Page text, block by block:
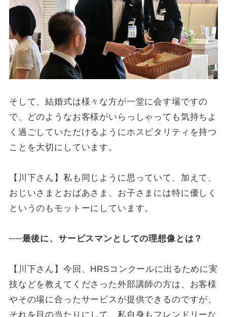
そして、結婚式は様々な方が一堂に会す場ですの
で、どのようなお客様がいらっしゃっても気持ちよ
く過ごしていただけるようにホスピタリティを持つ
ことを大切にしています。
【川下さん】私も同じように思っていて、加えて、
おじいさまとおばあさま、お子さまには特に優しく
というのもモットーにしています。
──最後に、サービスマンとしての理想像とは？
【川下さん】今回、HRSコンクールに出るために実
技などを教えてくださった外部講師の方は、お客様
やその場に合ったサービスが提供できるのですが、
それを目の当たりにして、私自身もフレンドリーな